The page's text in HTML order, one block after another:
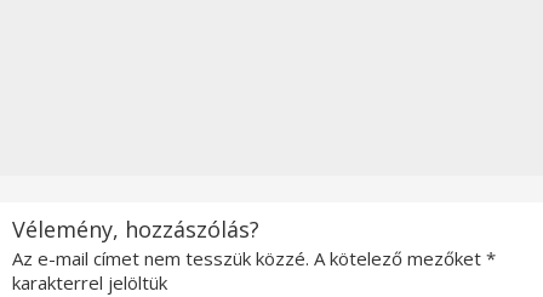
Vélemény, hozzászólás?
Az e-mail címet nem tesszük közzé. A kötelező mezőket *
karakterrel jelöltük